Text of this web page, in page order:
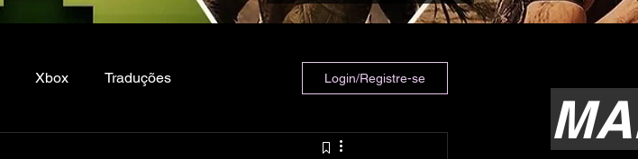
Xbox Traduções Login/Registre-se